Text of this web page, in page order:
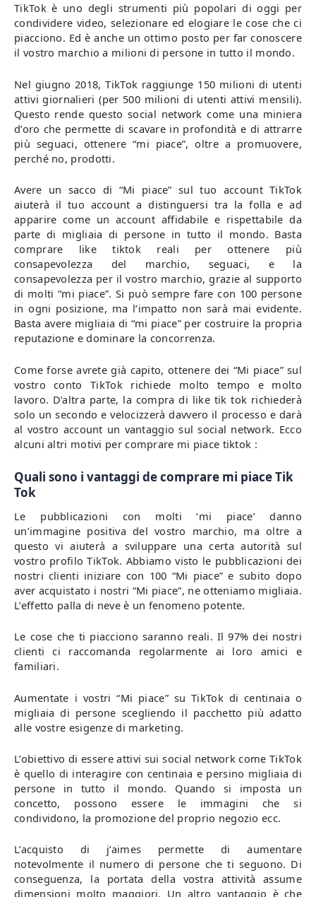
TikTok è uno degli strumenti più popolari di oggi per
condividere video, selezionare ed elogiare le cose che ci
piacciono. Ed è anche un ottimo posto per far conoscere
il vostro marchio a milioni di persone in tutto il mondo.
Nel giugno 2018, TikTok raggiunge 150 milioni di utenti
attivi giornalieri (per 500 milioni di utenti attivi mensili).
Questo rende questo social network come una miniera
d’oro che permette di scavare in profondità e di attrarre
più seguaci, ottenere “mi piace”, oltre a promuovere,
perché no, prodotti.
Avere un sacco di “Mi piace” sul tuo account TikTok
aiuterà il tuo account a distinguersi tra la folla e ad
apparire come un account affidabile e rispettabile da
parte di migliaia di persone in tutto il mondo. Basta
comprare like tiktok reali per ottenere più
consapevolezza del marchio, seguaci, e la
consapevolezza per il vostro marchio, grazie al supporto
di molti “mi piace”. Si può sempre fare con 100 persone
in ogni posizione, ma l’impatto non sarà mai evidente.
Basta avere migliaia di “mi piace” per costruire la propria
reputazione e dominare la concorrenza.
Come forse avrete già capito, ottenere dei “Mi piace” sul
vostro conto TikTok richiede molto tempo e molto
lavoro. D’altra parte, la compra di like tik tok richiederà
solo un secondo e velocizzerà davvero il processo e darà
al vostro account un vantaggio sul social network. Ecco
alcuni altri motivi per comprare mi piace tiktok :
Quali sono i vantaggi de comprare mi piace Tik
Tok
Le pubblicazioni con molti ‘mi piace’ danno
un’immagine positiva del vostro marchio, ma oltre a
questo vi aiuterà a sviluppare una certa autorità sul
vostro profilo TikTok. Abbiamo visto le pubblicazioni dei
nostri clienti iniziare con 100 “Mi piace” e subito dopo
aver acquistato i nostri “Mi piace”, ne otteniamo migliaia.
L’effetto palla di neve è un fenomeno potente.
Le cose che ti piacciono saranno reali. Il 97% dei nostri
clienti ci raccomanda regolarmente ai loro amici e
familiari.
Aumentate i vostri “Mi piace” su TikTok di centinaia o
migliaia di persone scegliendo il pacchetto più adatto
alle vostre esigenze di marketing.
L’obiettivo di essere attivi sui social network come TikTok
è quello di interagire con centinaia e persino migliaia di
persone in tutto il mondo. Quando si imposta un
concetto, possono essere le immagini che si
condividono, la promozione del proprio negozio ecc.
L’acquisto di j’aimes permette di aumentare
notevolmente il numero di persone che ti seguono. Di
conseguenza, la portata della vostra attività assume
dimensioni molto maggiori. Un altro vantaggio è che